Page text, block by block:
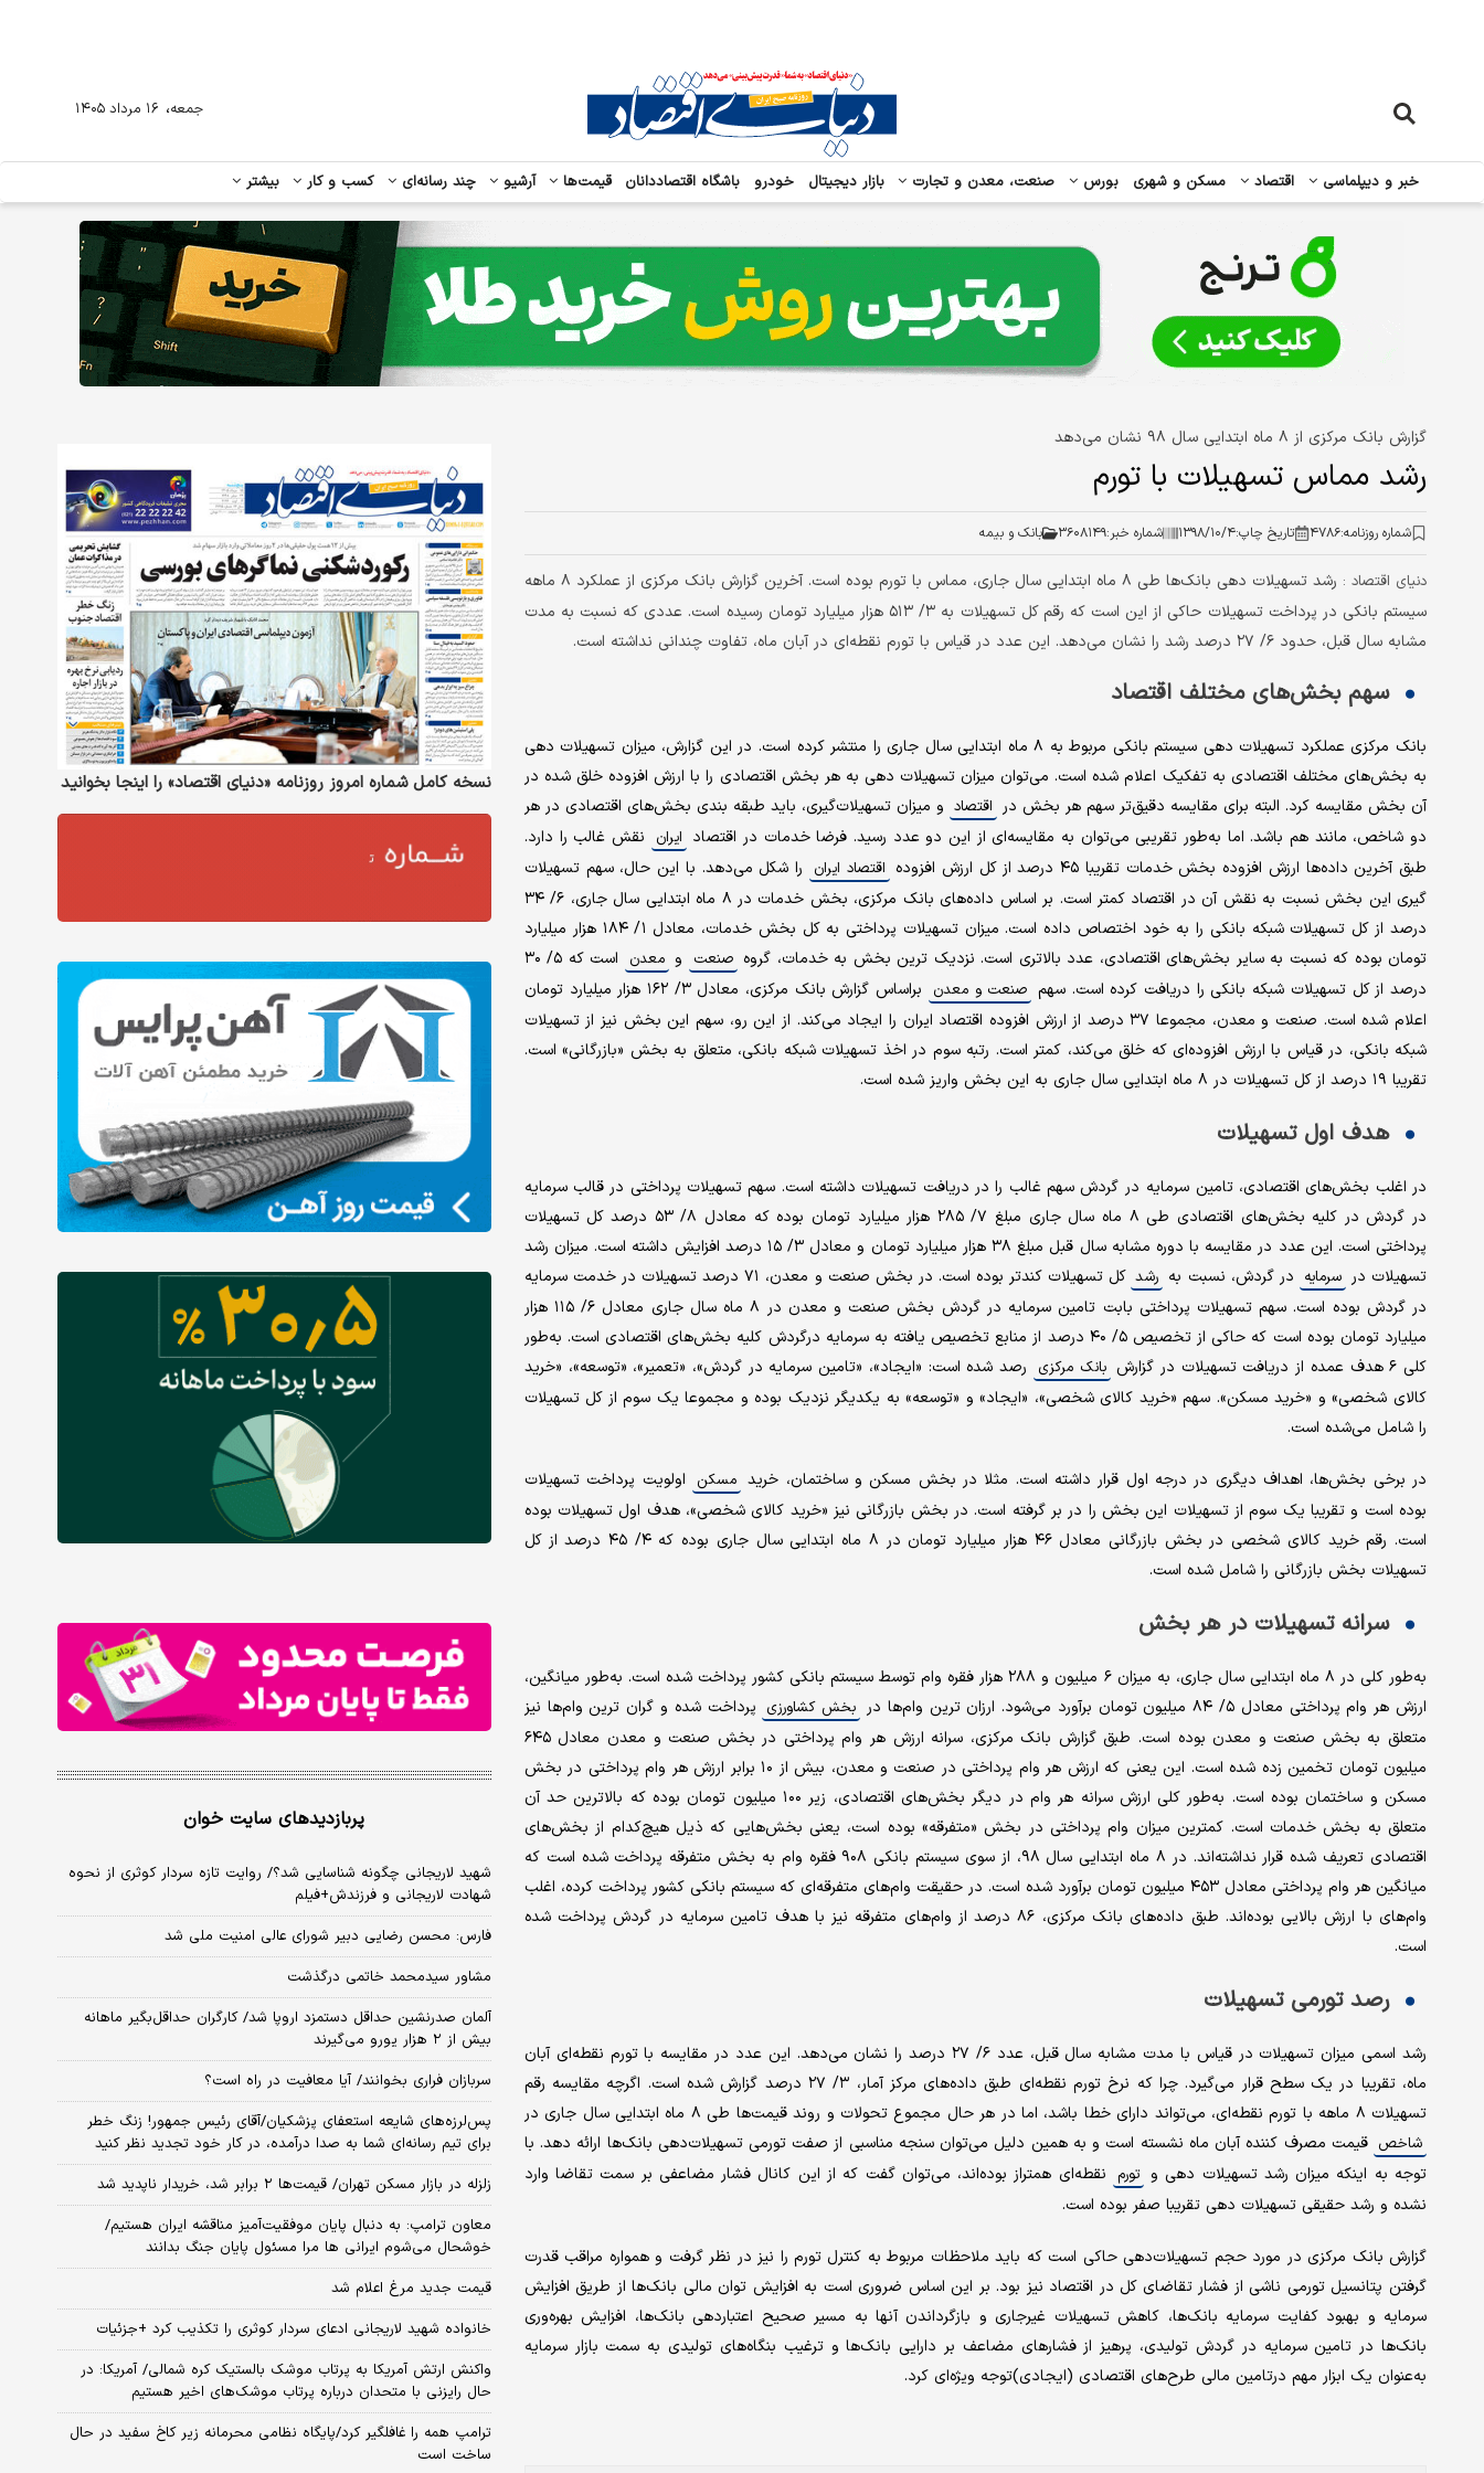
خبر و دیپلماسی اقتصاد مسکن و شهری بورس صنعت، معدن و تجارت بازار دیجیتال خودرو باشگاه اقتصاددانان قیمت‌ها آرشیو چند رسانه‌ای کسب و کار بیشتر
جمعه، ۱۶ مرداد ۱۴۰۵
گزارش بانک مرکزی از ۸ ماه ابتدایی سال ۹۸ نشان می‌دهد
رشد مماس تسهیلات با تورم
شماره روزنامه:۴۷۸۶ تاریخ چاپ:۱۳۹۸/۱۰/۴ شماره خبر:۳۶۰۸۱۴۹ بانک و بیمه
دنیای اقتصاد :
رشد تسهیلات دهی بانک‌ها طی ۸ ماه ابتدایی سال جاری، مماس با تورم بوده است. آخرین گزارش بانک مرکزی از عملکرد ۸ ماهه
سیستم بانکی در پرداخت تسهیلات حاکی از این است که رقم کل تسهیلات به ۳/ ۵۱۳ هزار میلیارد تومان رسیده است. عددی که نسبت به مدت
مشابه سال قبل، حدود ۶/ ۲۷ درصد رشد را نشان می‌دهد. این عدد در قیاس با تورم نقطه‌ای در آبان ماه، تفاوت چندانی نداشته است.
سهم بخش‌های مختلف اقتصاد
بانک مرکزی عملکرد تسهیلات دهی سیستم بانکی مربوط به ۸ ماه ابتدایی سال جاری را منتشر کرده است. در این گزارش، میزان تسهیلات دهی
به بخش‌های مختلف اقتصادی به تفکیک اعلام شده است. می‌توان میزان تسهیلات دهی به هر بخش اقتصادی را با ارزش افزوده خلق شده در
آن بخش مقایسه کرد. البته برای مقایسه دقیق‌تر سهم هر بخش در اقتصاد و میزان تسهیلات‌گیری، باید طبقه بندی بخش‌های اقتصادی در هر
دو شاخص، مانند هم باشد. اما به‌طور تقریبی می‌توان به مقایسه‌ای از این دو عدد رسید. فرضا خدمات در اقتصاد ایران نقش غالب را دارد.
طبق آخرین داده‌ها ارزش افزوده بخش خدمات تقریبا ۴۵ درصد از کل ارزش افزوده
اقتصاد ایران را شکل می‌دهد. با این حال، سهم تسهیلات
گیری این بخش نسبت به نقش آن در اقتصاد کمتر است. بر اساس داده‌های بانک مرکزی، بخش خدمات در ۸ ماه ابتدایی سال جاری، ۶/ ۳۴
درصد از کل تسهیلات شبکه بانکی را به خود اختصاص داده است. میزان تسهیلات پرداختی به کل بخش خدمات، معادل ۱/ ۱۸۴ هزار میلیارد
تومان بوده که نسبت به سایر بخش‌های اقتصادی، عدد بالاتری است. نزدیک ترین بخش به خدمات، گروه صنعت و معدن
است که ۵/ ۳۰
درصد از کل تسهیلات شبکه بانکی را دریافت کرده است. سهم صنعت و معدن
بر‌اساس گزارش بانک مرکزی، معادل ۳/ ۱۶۲ هزار میلیارد تومان
اعلام شده است. صنعت و معدن، مجموعا ۳۷ درصد از ارزش افزوده اقتصاد ایران را ایجاد می‌کند. از این رو، سهم این بخش نیز از تسهیلات
شبکه بانکی، در قیاس با ارزش افزوده‌ای که خلق می‌کند، کمتر است. رتبه سوم در اخذ تسهیلات شبکه بانکی، متعلق به بخش «بازرگانی» است.
تقریبا ۱۹ درصد از کل تسهیلات در ۸ ماه ابتدایی سال جاری به این بخش واریز شده است.
هدف اول تسهیلات
در اغلب بخش‌های اقتصادی، تامین سرمایه در گردش سهم غالب را در دریافت تسهیلات داشته است. سهم تسهیلات پرداختی در قالب سرمایه
در گردش در کلیه بخش‌های اقتصادی طی ۸ ماه سال جاری مبلغ ۷/ ۲۸۵ هزار میلیارد تومان بوده که معادل ۸/ ۵۳ درصد کل تسهیلات
پرداختی است. این عدد در مقایسه با دوره مشابه سال قبل مبلغ ۳۸ هزار میلیارد تومان و معادل ۳/ ۱۵ درصد افزایش داشته است. میزان رشد
تسهیلات در سرمایه در گردش، نسبت به رشد
کل تسهیلات کندتر بوده است. در بخش صنعت و معدن، ۷۱ درصد تسهیلات در خدمت سرمایه
در گردش بوده است. سهم تسهیلات پرداختی بابت تامین سرمایه در گردش بخش صنعت و معدن در ۸ ماه سال جاری معادل ۶/ ۱۱۵ هزار
میلیارد تومان بوده است که حاکی از تخصیص ۵/ ۴۰ درصد از منابع تخصیص یافته به سرمایه درگردش کلیه بخش‌های اقتصادی است. به‌طور
کلی ۶ هدف عمده از دریافت تسهیلات در گزارش
بانک مرکزی رصد شده است: «ایجاد»، «تامین سرمایه در گردش»، «تعمیر»، «توسعه»، «خرید
کالای شخصی» و «خرید مسکن». سهم «خرید کالای شخصی»، «ایجاد» و «توسعه» به یکدیگر نزدیک بوده و مجموعا یک سوم از کل تسهیلات
را شامل می‌شده است.
در برخی بخش‌ها، اهداف دیگری در درجه اول قرار داشته است. مثلا در بخش مسکن و ساختمان، خرید مسکن اولویت پرداخت تسهیلات
بوده است و تقریبا یک سوم از تسهیلات این بخش را در بر گرفته است. در بخش بازرگانی نیز «خرید کالای شخصی»، هدف اول تسهیلات بوده
است. رقم خرید کالای شخصی در بخش بازرگانی معادل ۴۶ هزار میلیارد تومان در ۸ ماه ابتدایی سال جاری بوده که ۴/ ۴۵ درصد از کل
تسهیلات بخش بازرگانی را شامل شده است.
سرانه تسهیلات در هر بخش
به‌طور کلی در ۸ ماه ابتدایی سال جاری، به میزان ۶ میلیون و ۲۸۸ هزار فقره وام توسط سیستم بانکی کشور پرداخت شده است. به‌طور میانگین،
ارزش هر وام پرداختی معادل ۵/ ۸۴ میلیون تومان برآورد می‌شود. ارزان ترین وام‌ها در
بخش کشاورزی پرداخت شده و گران ترین وام‌ها نیز
متعلق به بخش صنعت و معدن بوده است. طبق گزارش بانک مرکزی، سرانه ارزش هر وام پرداختی در بخش صنعت و معدن معادل ۶۴۵
میلیون تومان تخمین زده شده است. این یعنی که ارزش هر وام پرداختی در صنعت و معدن، بیش از ۱۰ برابر ارزش هر وام پرداختی در بخش
مسکن و ساختمان بوده است. به‌طور کلی ارزش سرانه هر وام در دیگر بخش‌های اقتصادی، زیر ۱۰۰ میلیون تومان بوده که بالاترین حد آن
متعلق به بخش خدمات است. کمترین میزان وام پرداختی در بخش «متفرقه» بوده است، یعنی بخش‌هایی که ذیل هیچ‌کدام از بخش‌های
اقتصادی تعریف شده قرار نداشته‌اند. در ۸ ماه ابتدایی سال ۹۸، از سوی سیستم بانکی ۹۰۸ فقره وام به بخش متفرقه پرداخت شده است که
میانگین هر وام پرداختی معادل ۴۵۳ میلیون تومان برآورد شده است. در حقیقت وام‌های متفرقه‌ای که سیستم بانکی کشور پرداخت کرده، اغلب
وام‌های با ارزش بالایی بوده‌اند. طبق داده‌های بانک مرکزی، ۸۶ درصد از وام‌های متفرقه نیز با هدف تامین سرمایه در گردش پرداخت شده
است.
رصد تورمی تسهیلات
رشد اسمی میزان تسهیلات در قیاس با مدت مشابه سال قبل، عدد ۶/ ۲۷ درصد را نشان می‌دهد. این عدد در مقایسه با تورم نقطه‌ای آبان
ماه، تقریبا در یک سطح قرار می‌گیرد. چرا که نرخ تورم نقطه‌ای طبق داده‌های مرکز آمار، ۳/ ۲۷ درصد گزارش شده است. اگرچه مقایسه رقم
تسهیلات ۸ ماهه با تورم نقطه‌ای، می‌تواند دارای خطا باشد، اما در هر حال مجموع تحولات و روند قیمت‌ها طی ۸ ماه ابتدایی سال جاری در
شاخص قیمت مصرف کننده آبان ماه نشسته است و به همین دلیل می‌توان سنجه مناسبی از صفت تورمی تسهیلات‌دهی بانک‌ها ارائه دهد. با
توجه به اینکه میزان رشد تسهیلات دهی و تورم نقطه‌ای همتراز بوده‌اند، می‌توان گفت که از این کانال فشار مضاعفی بر سمت تقاضا وارد
نشده و رشد حقیقی تسهیلات دهی تقریبا صفر بوده است.
گزارش بانک مرکزی در مورد حجم تسهیلات‌دهی حاکی است که باید ملاحظات مربوط به کنترل تورم را نیز در نظر گرفت و همواره مراقب قدرت
گرفتن پتانسیل تورمی ناشی از فشار تقاضای کل در اقتصاد نیز بود. بر این اساس ضروری است به افزایش توان مالی بانک‌ها از طریق افزایش
سرمایه و بهبود کفایت سرمایه بانک‌ها، کاهش تسهیلات غیرجاری و بازگرداندن آنها به مسیر صحیح اعتباردهی بانک‌ها، افزایش بهره‌وری
بانک‌ها در تامین سرمایه در گردش تولیدی، پرهیز از فشارهای مضاعف بر دارایی بانک‌ها و ترغیب بنگاه‌های تولیدی به سمت بازار سرمایه
به‌عنوان یک ابزار مهم درتامین مالی طرح‌های اقتصادی (ایجادی)توجه ویژه‌ای کرد.
نسخه کامل شماره امروز روزنامه «دنیای‌ اقتصاد» را اینجا بخوانید
پربازدیدهای سایت خوان
شهید لاریجانی چگونه شناسایی شد؟/ روایت تازه سردار کوثری از نحوه
شهادت لاریجانی و فرزندش+فیلم
فارس: محسن رضایی دبیر شورای عالی امنیت ملی شد
مشاور سیدمحمد خاتمی درگذشت
آلمان صدرنشین حداقل دستمزد اروپا شد/ کارگران حداقل‌بگیر ماهانه
بیش از ۲ هزار یورو می‌گیرند
سربازان فراری بخوانند/ آیا معافیت در راه است؟
پس‌لرزه‌های شایعه استعفای پزشکیان/آقای رئیس جمهور! زنگ خطر
برای تیم رسانه‌ای شما به صدا درآمده، در کار خود تجدید نظر کنید
زلزله در بازار مسکن تهران/ قیمت‌ها ۲ برابر شد، خریدار ناپدید شد
معاون ترامپ: به دنبال پایان موفقیت‌آمیز مناقشه ایران هستیم/
خوشحال می‌شوم ایرانی ها مرا مسئول پایان جنگ بدانند
قیمت جدید مرغ اعلام شد
خانواده شهید لاریجانی ادعای سردار کوثری را تکذیب کرد +جزئیات
واکنش ارتش آمریکا به پرتاب موشک بالستیک کره شمالی/ آمریکا: در
حال رایزنی با متحدان درباره پرتاب موشک‌های اخیر هستیم
ترامپ همه را غافلگیر کرد/پایگاه نظامی محرمانه زیر کاخ سفید در حال
ساخت است